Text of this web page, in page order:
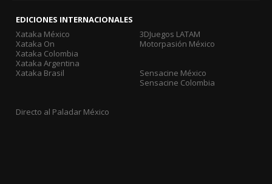
EDICIONES INTERNACIONALES
Xataka México
Xataka On
Xataka Colombia
Xataka Argentina
Xataka Brasil
3DJuegos LATAM
Motorpasión México
Sensacine México
Sensacine Colombia
Directo al Paladar México